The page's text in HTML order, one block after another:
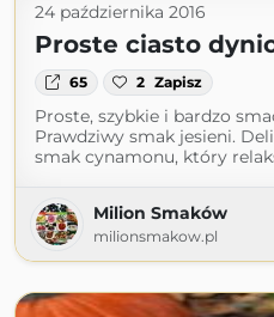
24 października 2016
Proste ciasto
65 2 Zapisz
Proste, szybkie i bardzo
Prawdziwy smak jesieni.
smak cynamonu, który
Milion Smaków
milionsmakow.pl